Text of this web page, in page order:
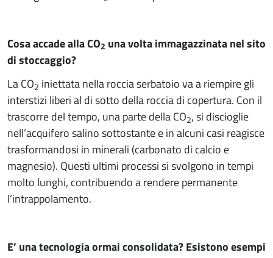
Cosa accade alla CO2 una volta immagazzinata nel sito
di stoccaggio?
La CO2 iniettata nella roccia serbatoio va a riempire gli
interstizi liberi al di sotto della roccia di copertura. Con il
trascorre del tempo, una parte della CO2, si discioglie
nell’acquifero salino sottostante e in alcuni casi reagisce
trasformandosi in minerali (carbonato di calcio e
magnesio). Questi ultimi processi si svolgono in tempi
molto lunghi, contribuendo a rendere permanente
l’intrappolamento.
E’ una tecnologia ormai consolidata? Esistono esempi